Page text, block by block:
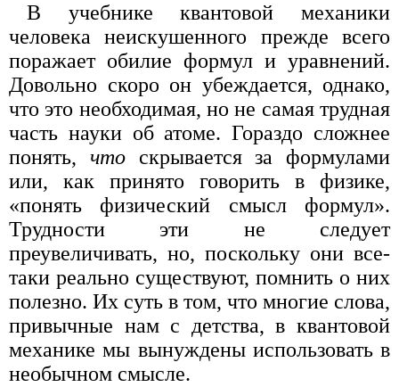
В учебнике квантовой механики
человека неискушенного прежде всего
поражает обилие формул и уравнений.
Довольно скоро он убеждается, однако,
что это необходимая, но не самая трудная
часть науки об атоме. Гораздо сложнее
понять, чтоскрывается за формулами
или, как принято говорить в физике,
«понять физический смысл формул».
Трудности эти не следует
преувеличивать, но, поскольку они все-
таки реально существуют, помнить о них
полезно. Их суть в том, что многие слова,
привычные нам с детства, в квантовой
механике мы вынуждены использовать в
необычном смысле.